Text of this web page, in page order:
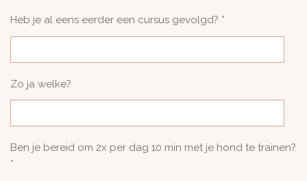
Heb je al eens eerder een cursus gevolgd? *
Zo ja welke?
Ben je bereid om 2x per dag 10 min met je hond te trainen?
*